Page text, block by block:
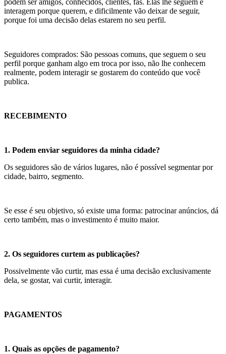
podem ser amigos, conhecidos, clientes, fãs. Elas lhe seguem e
interagem porque querem, e dificilmente vão deixar de seguir,
porque foi uma decisão delas estarem no seu perfil.
Seguidores comprados: São pessoas comuns, que seguem o seu
perfil porque ganham algo em troca por isso, não lhe conhecem
realmente, podem interagir se gostarem do conteúdo que você
publica.
RECEBIMENTO
1. Podem enviar seguidores da minha cidade?
Os seguidores são de vários lugares, não é possível segmentar por
cidade, bairro, segmento.
Se esse é seu objetivo, só existe uma forma: patrocinar anúncios, dá
certo também, mas o investimento é muito maior.
2. Os seguidores curtem as publicações?
Possivelmente vão curtir, mas essa é uma decisão exclusivamente
dela, se gostar, vai curtir, interagir.
PAGAMENTOS
1. Quais as opções de pagamento?